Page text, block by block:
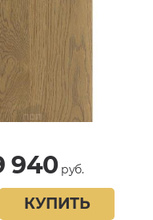
940руб.
КУПИТЬ